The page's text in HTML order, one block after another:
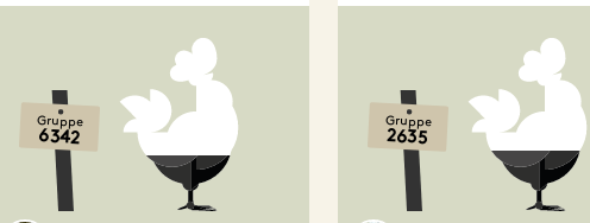
Gruppe
6342
Gruppe
2635